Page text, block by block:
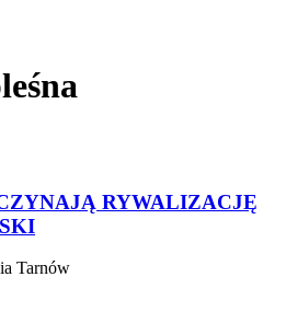
RYWALIZACJĘ
Tarnów